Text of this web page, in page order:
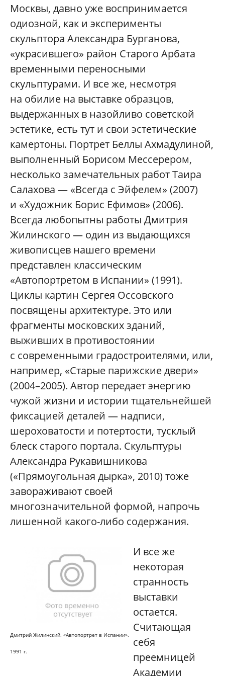
Москвы, давно уже воспринимается
одиозной, как и эксперименты
скульптора Александра Бурганова,
«украсившего» район Старого Арбата
временными переносными
скульптурами. И все же, несмотря
на обилие на выставке образцов,
выдержанных в назойливо советской
эстетике, есть тут и свои эстетические
камертоны. Портрет Беллы Ахмадулиной,
выполненный Борисом Мессерером,
несколько замечательных работ Таира
Салахова — «Всегда с Эйфелем» (2007)
и «Художник Борис Ефимов» (2006).
Всегда любопытны работы Дмитрия
Жилинского — один из выдающихся
живописцев нашего времени
представлен классическим
«Автопортретом в Испании» (1991).
Циклы картин Сергея Оссовского
посвящены архитектуре. Это или
фрагменты московских зданий,
выживших в противостоянии
с современными градостроителями, или,
например, «Старые парижские двери»
(2004–2005). Автор передает энергию
чужой жизни и истории тщательнейшей
фиксацией деталей — надписи,
шероховатости и потертости, тусклый
блеск старого портала. Скульптуры
Александра Рукавишникова
(«Прямоугольная дырка», 2010) тоже
завораживают своей
многозначительной формой, напрочь
лишенной какого-либо содержания.
Дмитрий Жилинский. «Автопортрет в Испании».
1991 г.
И все же
некоторая
странность
выставки
остается.
Считающая
себя
преемницей
Академии